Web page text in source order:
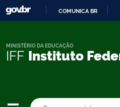
COMUNICA BR
IFF Instituto
MINISTÉRIO DA EDUCAÇÃO